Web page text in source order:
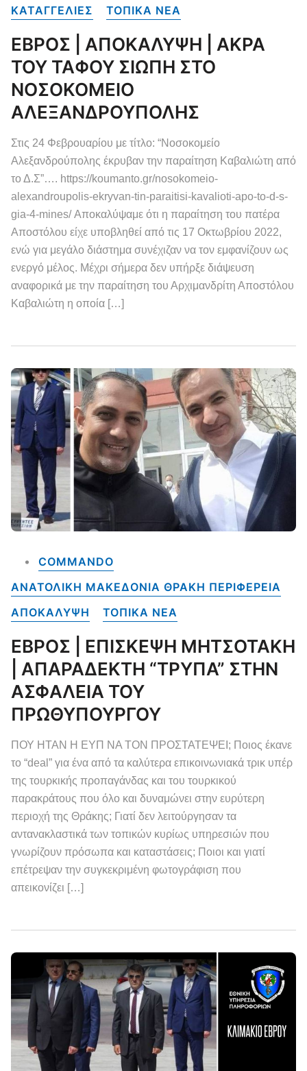
ΚΑΤΑΓΓΕΛΙΕΣ
ΤΟΠΙΚΑ NEA
ΕΒΡΟΣ | ΑΠΟΚΑΛΥΨΗ | ΑΚΡΑ
ΤΟΥ ΤΑΦΟΥ ΣΙΩΠΗ ΣΤΟ
ΝΟΣΟΚΟΜΕΙΟ
ΑΛΕΞΑΝΔΡΟΥΠΟΛΗΣ
Στις 24 Φεβρουαρίου με τίτλο: “Νοσοκομείο
Αλεξανδρούπολης έκρυβαν την παραίτηση Καβαλιώτη από
το Δ.Σ”…. https://koumanto.gr/nosokomeio-
alexandroupolis-ekryvan-tin-paraitisi-kavalioti-apo-to-d-s-
gia-4-mines/ Αποκαλύψαμε ότι η παραίτηση του πατέρα
Αποστόλου είχε υποβληθεί από τις 17 Οκτωβρίου 2022,
ενώ για μεγάλο διάστημα συνέχιζαν να τον εμφανίζουν ως
ενεργό μέλος. Μέχρι σήμερα δεν υπήρξε διάψευση
αναφορικά με την παραίτηση του Αρχιμανδρίτη Αποστόλου
Καβαλιώτη η οποία […]
COMMANDO
ΑΝΑΤΟΛΙΚΗ ΜΑΚΕΔΟΝΙΑ ΘΡΑΚΗ ΠΕΡΙΦΕΡΕΙΑ
ΑΠΟΚΑΛΥΨΗ
ΤΟΠΙΚΑ NEA
ΕΒΡΟΣ | ΕΠΙΣΚΕΨΗ ΜΗΤΣΟΤΑΚΗ
| ΑΠΑΡΑΔΕΚΤΗ “ΤΡΥΠΑ” ΣΤΗΝ
ΑΣΦΑΛΕΙΑ ΤΟΥ
ΠΡΩΘΥΠΟΥΡΓΟΥ
ΠΟΥ ΗΤΑΝ Η ΕΥΠ ΝΑ ΤΟΝ ΠΡΟΣΤΑΤΕΨΕΙ; Ποιος έκανε
το “deal” για ένα από τα καλύτερα επικοινωνιακά τρικ υπέρ
της τουρκικής προπαγάνδας και του τουρκικού
παρακράτους που όλο και δυναμώνει στην ευρύτερη
περιοχή της Θράκης; Γιατί δεν λειτούργησαν τα
αντανακλαστικά των τοπικών κυρίως υπηρεσιών που
γνωρίζουν πρόσωπα και καταστάσεις; Ποιοι και γιατί
επέτρεψαν την συγκεκριμένη φωτογράφιση που
απεικονίζει […]